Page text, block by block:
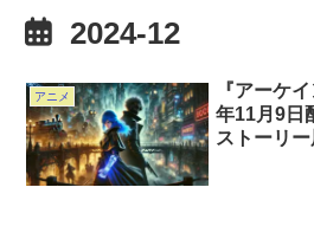
2024-12
アニメ
『アーケ
年11月9日
ストーリ